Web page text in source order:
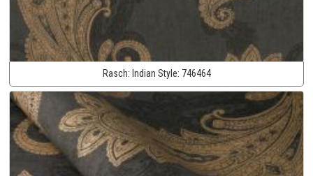
Rasch: Indian Style: 746464